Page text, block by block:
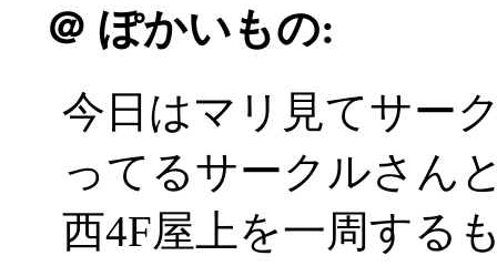
＠ ぽかいもの:
今日はマリ見てサー
ってるサークルさん
西4F屋上を一周する